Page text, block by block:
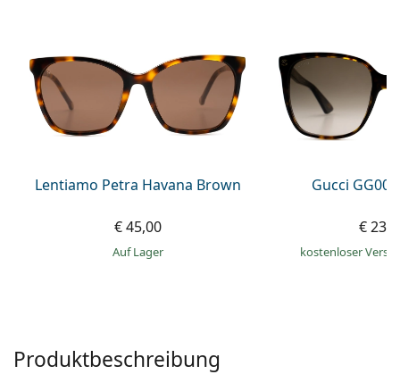
Prada
Alle Marken
Lentiamo Petra Havana Brown
€ 45,00
auf Lager
Gucci
€
kostenloser
Produktbeschreibung